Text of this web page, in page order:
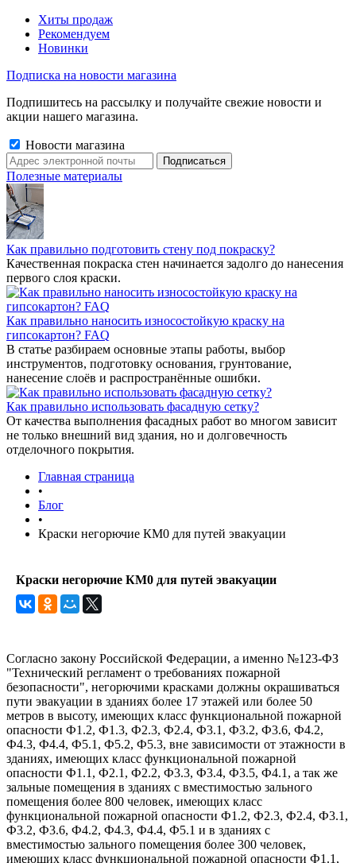
Хиты продаж
Рекомендуем
Новинки
Подписка на новости магазина
Подпишитесь на рассылку и получайте свежие новости и
акции нашего магазина.
Новости магазина
Полезные материалы
Как правильно подготовить стену под покраску?
Качественная покраска стен начинается задолго до нанесения
первого слоя краски.
Как правильно наносить износостойкую краску на
гипсокартон? FAQ
В статье разбираем основные этапы работы, выбор
инструментов, подготовку основания, грунтование,
нанесение слоёв и распространённые ошибки.
Как правильно использовать фасадную сетку?
От качества выполнения фасадных работ во многом зависит
не только внешний вид здания, но и долговечность
отделочного покрытия.
Главная страница
•
Блог
•
Краски негорючие КМ0 для путей эвакуации
Краски негорючие КМ0 для путей эвакуации
Согласно закону Российской Федерации, а именно №123-ФЗ
"Технический регламент о требованиях пожарной
безопасности", негорючими красками должны окрашиваться
пути эвакуации в зданиях более 17 этажей или более 50
метров в высоту, имеющих класс функциональной пожарной
опасности Ф1.2, Ф1.3, Ф2.3, Ф2.4, Ф3.1, Ф3.2, Ф3.6, Ф4.2,
Ф4.3, Ф4.4, Ф5.1, Ф5.2, Ф5.3, вне зависимости от этажности в
зданиях, имеющих класс функциональной пожарной
опасности Ф1.1, Ф2.1, Ф2.2, Ф3.3, Ф3.4, Ф3.5, Ф4.1, а так же
зальные помещения в зданиях с вместимостью зального
помещения более 800 человек, имеющих класс
функциональной пожарной опасности Ф1.2, Ф2.3, Ф2.4, Ф3.1,
Ф3.2, Ф3.6, Ф4.2, Ф4.3, Ф4.4, Ф5.1 и в зданиях с
вместимостью зального помещения более 300 человек,
имеющих класс функциональной пожарной опасности Ф1.1,